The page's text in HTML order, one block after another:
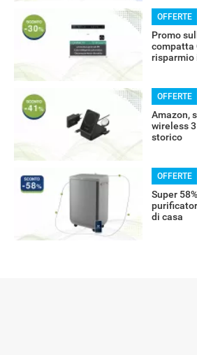
OFFERTE
Promo
compatta
risparmio
OFFERTE
Amazon,
wireless
storico
OFFERTE
Super
di casa